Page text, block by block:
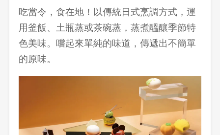
吃當令，食在地！以傳統日式烹調方式，運
用釜飯、土瓶蒸或茶碗蒸，蒸煮醞釀季節特
色美味。嚐起來單純的味道，傳遞出不簡單
的原味。